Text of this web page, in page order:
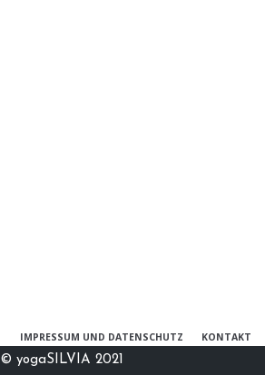
IMPRESSUM UND DATENSCHUTZ KONTAKT
© yogaSILVIA 2021